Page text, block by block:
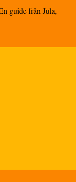
guide från Jula,